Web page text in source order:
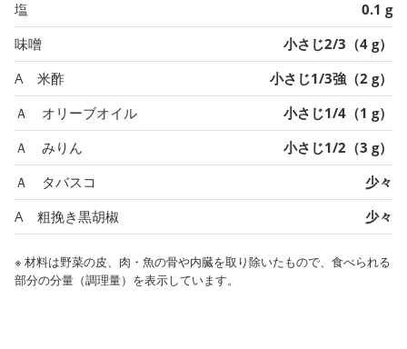
塩
0.1 g
味噌
小さじ2/3（4 g）
A 米酢
小さじ1/3強（2 g）
Ａ オリーブオイル
小さじ1/4（1 g）
Ａ みりん
小さじ1/2（3 g）
Ａ タバスコ
少々
A 粗挽き黒胡椒
少々
※ 材料は野菜の皮、肉・魚の骨や内臓を取り除いたもので、食べられる
部分の分量（調理量）を表示しています。